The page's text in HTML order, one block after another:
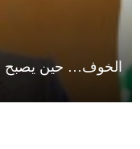
الخوف… حين يصبح